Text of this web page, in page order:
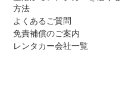
方法
よくあるご質問
免責補償のご案内
レンタカー会社一覧